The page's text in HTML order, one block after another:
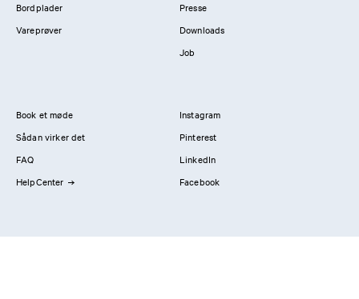
Bordplader
Vareprøver
Presse
Downloads
Job
Book et møde
Sådan virker det
FAQ
HelpCenter
Instagram
Pinterest
LinkedIn
Facebook